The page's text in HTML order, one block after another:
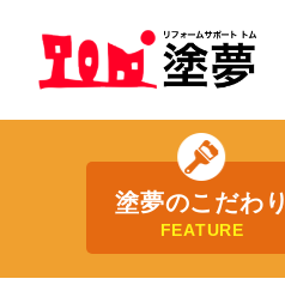
塗夢のこだわり
FEATURE